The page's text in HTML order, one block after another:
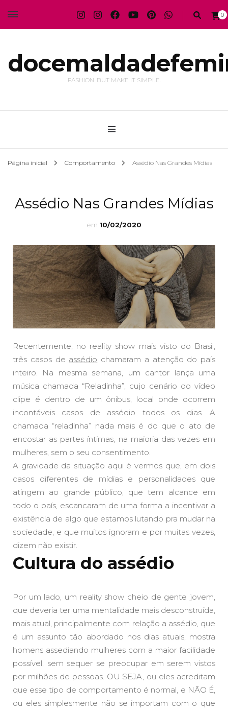
0
FASHION. BUT MAKE IT SIMPLE.
Página inicial Comportamento Assédio Nas Grandes Mídias
Assédio Nas Grandes Mídias
em 10/02/2020
Recentemente, no reality show mais visto do Brasil,
três casos de assédio chamaram a atenção do país
inteiro. Na mesma semana, um cantor lança uma
música chamada “Reladinha”, cujo cenário do vídeo
clipe é dentro de um ônibus, local onde ocorrem
incontáveis casos de assédio todos os dias. A
chamada “reladinha” nada mais é do que o ato de
encostar as partes íntimas, na maioria das vezes em
mulheres, sem o seu consentimento.
A gravidade da situação aqui é vermos que, em dois
casos diferentes de mídias e personalidades que
atingem ao grande público, que tem alcance em
todo o país, escancaram de uma forma a incentivar a
existência de algo que estamos lutando pra mudar na
sociedade, e que muitos ignoram e por muitas vezes,
dizem não existir.
Cultura do assédio
Por um lado, um reality show cheio de gente jovem,
que deveria ter uma mentalidade mais desconstruída,
mais atual, principalmente com relação a assédio, que
é um assunto tão abordado nos dias atuais, mostra
homens assediando mulheres com a maior facilidade
possível, sem sequer se preocupar em serem vistos
por milhões de pessoas. OU SEJA, ou eles acreditam
que esse tipo de comportamento é normal, e NÃO É,
ou eles simplesmente não se importam com o que